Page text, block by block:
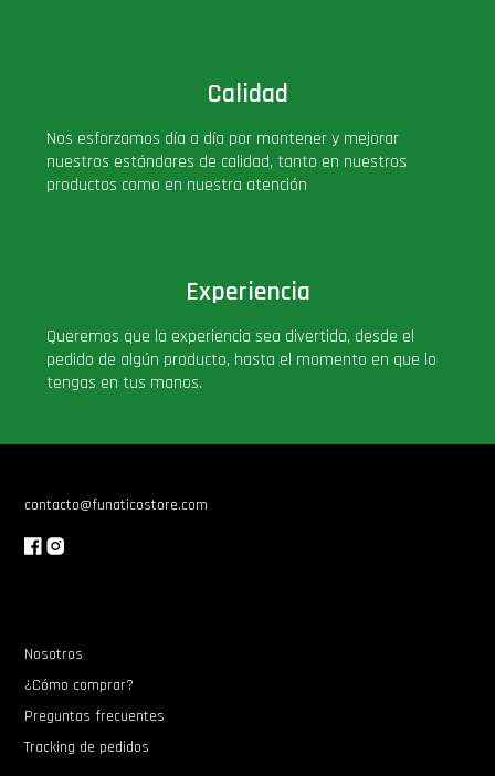
Calidad
Nos esforzamos día a día por mantener y mejorar
nuestros estándares de calidad, tanto en nuestros
productos como en nuestra atención
Experiencia
Queremos que la experiencia sea divertida, desde el
pedido de algún producto, hasta el momento en que lo
tengas en tus manos.
contacto@funaticostore.com
Nosotros
¿Cómo comprar?
Preguntas frecuentes
Tracking de pedidos